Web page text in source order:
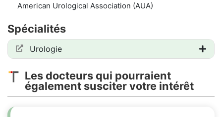
American Urological Association (AUA)
Spécialités
Urologie
Les docteurs qui pourraient
également susciter votre intérêt